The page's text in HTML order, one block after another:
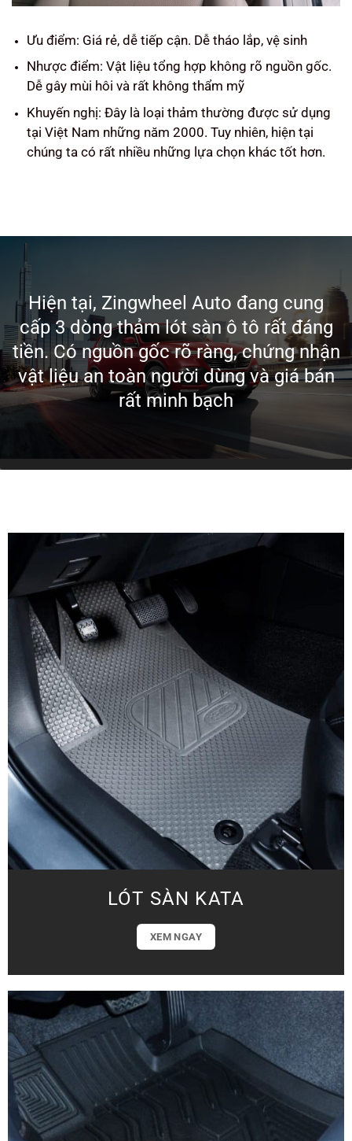
Ưu điểm: Giá rẻ, dễ tiếp cận. Dễ tháo lắp, vệ sinh
Nhược điểm: Vật liệu tổng hợp không rõ nguồn gốc.
Dễ gây mùi hôi và rất không thẩm mỹ
Khuyến nghị: Đây là loại thảm thường được sử dụng
tại Việt Nam những năm 2000. Tuy nhiên, hiện tại
chúng ta có rất nhiều những lựa chọn khác tốt hơn.
Hiện tại, Zingwheel Auto đang cung
cấp 3 dòng thảm lót sàn ô tô rất đáng
tiền. Có nguồn gốc rõ ràng, chứng nhận
vật liệu an toàn người dùng và giá bán
rất minh bạch
LÓT SÀN KATA
XEM NGAY